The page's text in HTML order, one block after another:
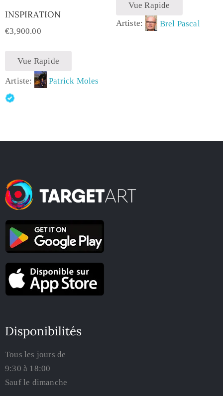
INSPIRATION
€3,900.00
Vue Rapide
Artiste: Patrick Moles
Vue Rapide
Artiste:
Brel Pascal
Disponibilités
Tous les jours de
9:30 à 18:00
Sauf le dimanche